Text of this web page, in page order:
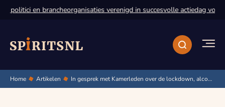
politici en brancheorganisaties verenigd in succesvolle actiedag voor
Home Artikelen In gesprek met Kamerleden over de lockdown, alcoholaccijnzen en het Preventieakkoord